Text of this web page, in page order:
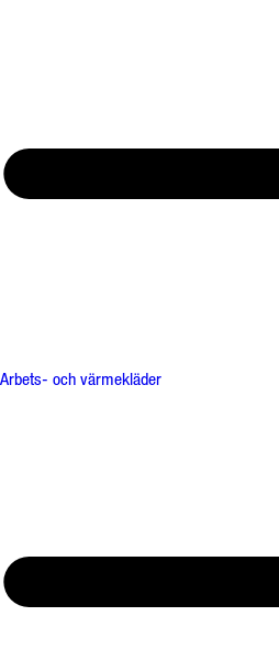
Arbets- och värmekläder